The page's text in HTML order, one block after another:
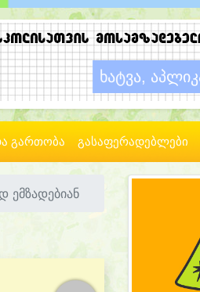
გართობა გასაფერადებლები
ემზადებიან